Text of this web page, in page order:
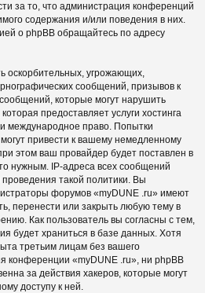
за то, что администрация конференций
содержания и/или поведения в них.
о phpBB обращайтесь по адресу
оскорбительных, угрожающих,
сообщений, призывов к
которые могут нарушить
предоставляет услуги хостинга
международное право. Попытки
привести к вашему немедленному
этом ваш провайдер будет поставлен в
нужным. IP-адреса всех сообщений
такой политики. Вы
форумов «myDUNE .ru» имеют
перенести или закрыть любую тему в
Как пользователь вы согласны с тем,
будет храниться в базе данных. Хотя
третьим лицам без вашего
конференции «myDUNE .ru», ни phpBB
за действия хакеров, которые могут
доступу к ней.